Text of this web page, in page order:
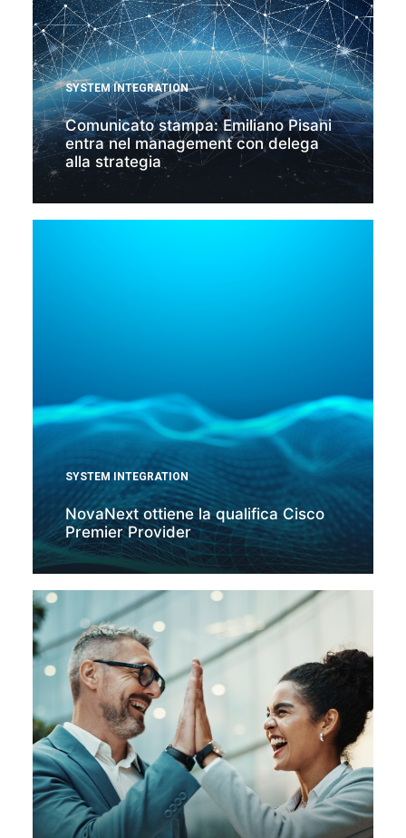
SYSTEM INTEGRATION
Comunicato stampa: Emiliano Pisani
entra nel management con delega
alla strategia
SYSTEM INTEGRATION
NovaNext ottiene la qualifica Cisco
Premier Provider